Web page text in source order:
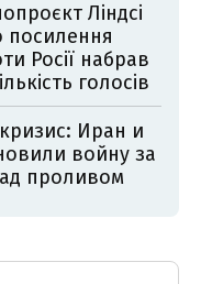
Ліндсі
посилення
Росії набрав
голосів
Иран и
войну за
проливом